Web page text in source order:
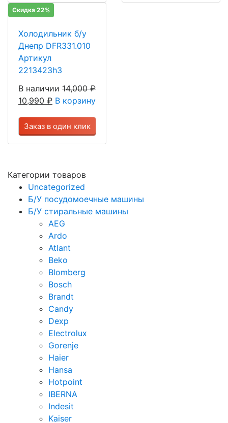
Скидка 22%
Холодильник б/у
Днепр DFR331.010
Артикул
2213423h3
В наличии 14,000₽
10,990 ₽ В корзину
Заказ в один клик
Категории товаров
Uncategorized
Б/У посудомоечные машины
Б/У стиральные машины
AEG
Ardo
Atlant
Beko
Blomberg
Bosch
Brandt
Candy
Dexp
Electrolux
Gorenje
Haier
Hansa
Hotpoint
IBERNA
Indesit
Kaiser